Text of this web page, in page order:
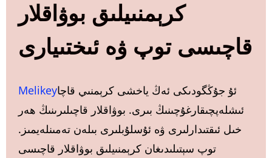
كرېمنىيلىق بوۋاقلار
قاچىسى توپ ۋە ئىختىيارى
Melikeyئۇ جۇڭگودىكى ئەڭ ياخشى كرېمنىي قاچا
ئىشلەپچىقارغۇچىنىڭ بىرى. بوۋاقلار قاچىلىرىنىڭ ھەر
خىل ئىقتىدارلىرى ۋە ئۇسلۇبلىرى بىلەن تەمىنلەيمىز.
توپ سېتىلىدىغان كرېمنىيلىق بوۋاقلار قاچىسى